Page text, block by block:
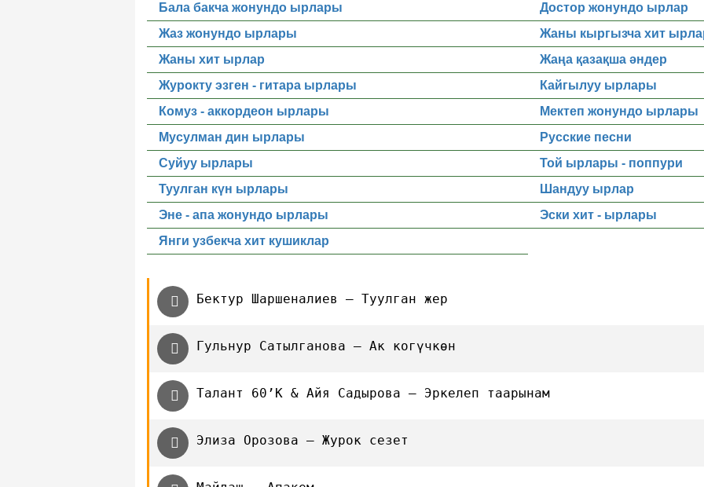
Бала бакча жонундо ырлары
Достор жонундо ырлар
Жаз жонундо ырлары
Жаны кыргызча хит
Жаны хит ырлар
Жаңа қазақша әндер
Журокту эзген - гитара ырлары
Кайгылуу ырлары
Комуз - аккордеон ырлары
Мектеп жонундо ырлары
Мусулман дин ырлары
Русские песни
Суйуу ырлары
Той ырлары - поппури
Туулган күн ырлары
Шандуу ырлар
Эне - апа жонундо ырлары
Эски хит - ырлары
Янги узбекча хит кушиклар
Бектур Шаршеналиев — Туулган жер
Гульнур Сатылганова — Ак когүчкөн
Талант 60’K & Айя Садырова — Эркелеп таарынам
Элиза Орозова — Журок сезет